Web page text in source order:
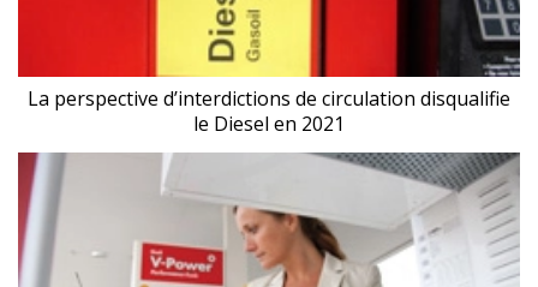
La perspective d’interdictions de circulation disqualifie
le Diesel en 2021